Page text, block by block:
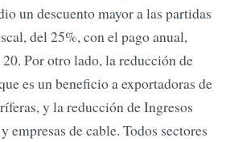
un descuento mayor a las partidas
del 25%, con el pago anual,
Por otro lado, la reducción de
es un beneficio a exportadoras de
y la reducción de Ingresos
empresas de cable. Todos sectores